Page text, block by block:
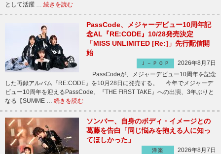
として活躍 … 続きを読む
PassCode、メジャーデビュー10周年記
念AL『RE:CODE』10/28発売決定
「MISS UNLIMITED [Re:]」先行配信開
始
Ｊ－ＰＯＰ
2026年8月7日
PassCodeが、メジャーデビュー10周年を記念
した再録アルバム『RE:CODE』を10月28日に発売する。 今年でメジャーデ
ビュー10周年を迎えるPassCode。『THE FIRST TAKE』への出演、3年ぶりと
なる【SUMME … 続きを読む
ソンバー、自身のボディ・イメージとの
葛藤を告白「同じ悩みを抱える人に知っ
てほしかった」
洋楽
2026年8月7日